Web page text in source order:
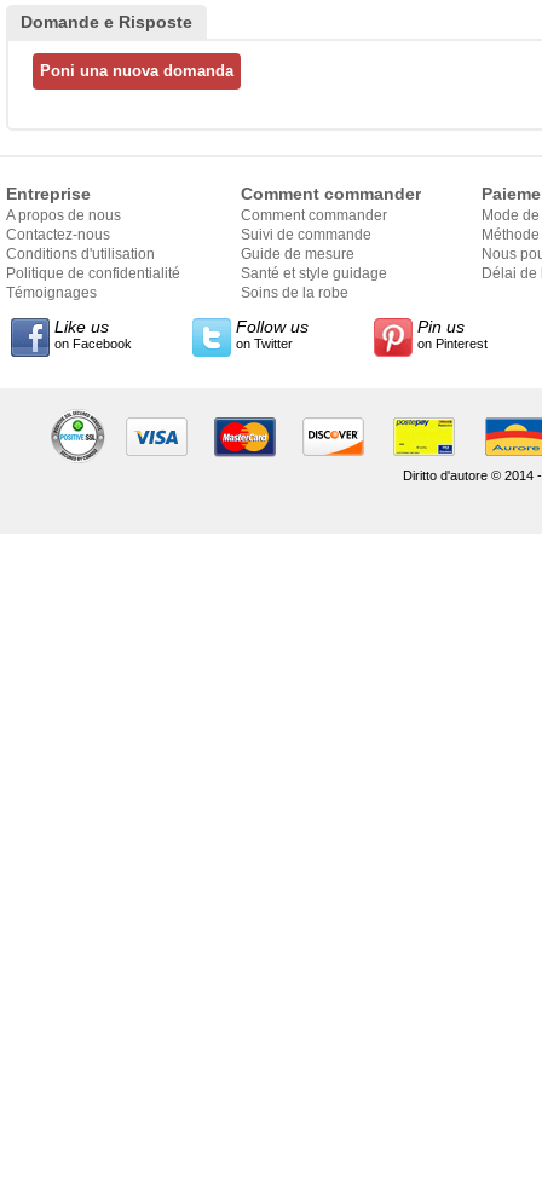
Domande e Risposte
Entreprise
A propos de nous
Contactez-nous
Conditions d'utilisation
Politique de confidentialité
Témoignages
Comment commander
Comment commander
Suivi de commande
Guide de mesure
Santé et style guidage
Soins de la robe
Mode
Nous
Délai de
Like us
on Facebook
Follow us
on Twitter
Pin us
on Pinterest
Diritto d'autore © 2014